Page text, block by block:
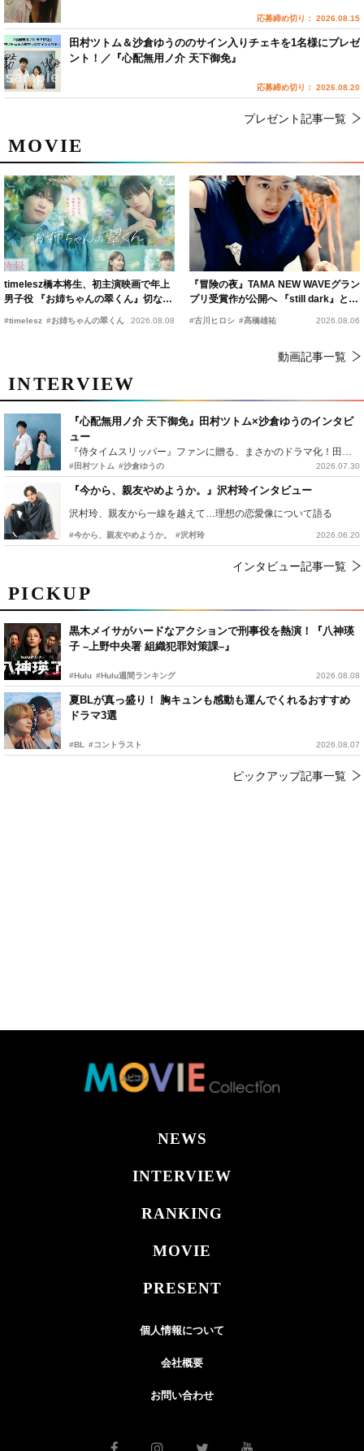
PICKUP
黒木メイサがハードなアクションで刑事役を熱演！『八神瑛
子 –上野中央署 組織犯罪対策課–』
#Hulu #Hulu週間ランキング 2026.08.08
夏BLが真っ盛り！ 胸キュンも感動も運んでくれるおすすめ
ドラマ3選
#BL #コントラスト 2026.08.07
ピックアップ記事一覧
MOVIE
timelesz橋本将生、初主演映画で年上
男子役 『お姉ちゃんの翠くん』切ない
恋の幕開けを予感
#timelesz #お姉ちゃんの翠くん 2026.08.08
『冒険の夜』TAMA NEW WAVEグラン
プリ受賞作が公開へ 『still dark』と同
時上映決定
#古川ヒロシ #髙橋雄祐 2026.08.06
動画記事一覧
INTERVIEW
『心配無用ノ介 天下御免』田村ツトム×沙倉ゆうのインタビ
ュー
『侍タイムスリッパー』ファンに贈る、まさかのドラマ化！田村ツトム×沙倉ゆうのが語る『心配無用ノ介』撮影秘話
#田村ツトム #沙倉ゆうの 2026.07.30
『今から、親友やめようか。』沢村玲インタビュー
沢村玲、親友から一線を越えて…理想の恋愛像について語る
#今から、親友やめようか。 #沢村玲 2026.06.20
インタビュー記事一覧
応募締め切り： 2026.08.15
田村ツトム＆沙倉ゆうののサイン入りチェキを1名様にプレゼ
ント！／『心配無用ノ介 天下御免』
応募締め切り： 2026.08.20
プレゼント記事一覧
NEWS
INTERVIEW
RANKING
MOVIE
PRESENT
個人情報について
会社概要
お問い合わせ